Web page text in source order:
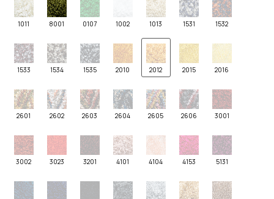
1011 8001 0107 1002 1013 1531 1532
1533 1534 1535 2010 2012 2015 2016
2601 2602 2603 2604 2605 2606 3001
3002 3023 3201 4101 4104 4153 5131